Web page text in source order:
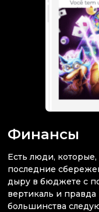
Финансы
Есть люди, которые,
последние
дыру в бюджете с
вертикаль и
большинства